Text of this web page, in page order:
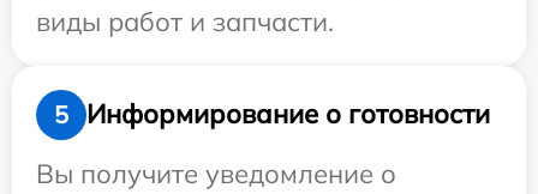
виды работ и запчасти.
5
Информирование о готовности
Вы получите уведомление о